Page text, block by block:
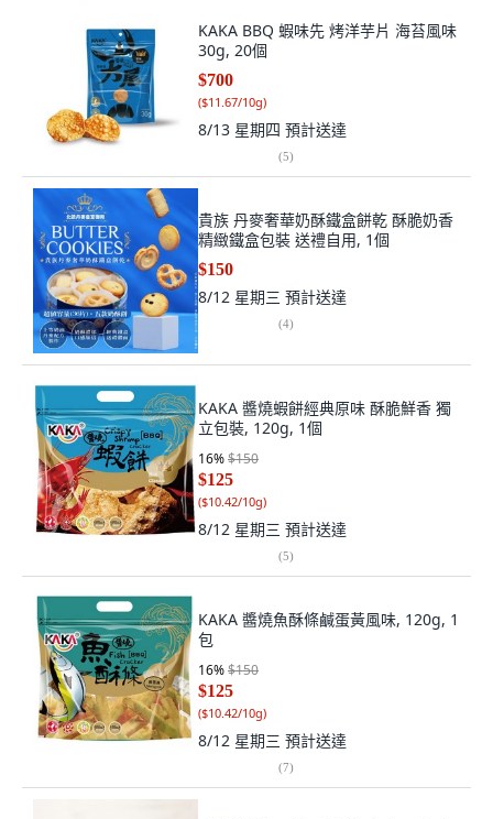
KAKA BBQ 蝦味先 烤洋芋片 海苔風味
30g, 20個
$700
($11.67/10g)
8/13 星期四 預計送達
(5)
貴族 丹麥奢華奶酥鐵盒餅乾 酥脆奶香
精緻鐵盒包裝 送禮自用, 1個
$150
8/12 星期三 預計送達
(4)
KAKA 醬燒蝦餅經典原味 酥脆鮮香 獨
立包裝, 120g, 1個
16%$150
$125
($10.42/10g)
8/12 星期三 預計送達
(5)
KAKA 醬燒魚酥條鹹蛋黃風味, 120g, 1
包
16%$150
$125
($10.42/10g)
8/12 星期三 預計送達
(7)